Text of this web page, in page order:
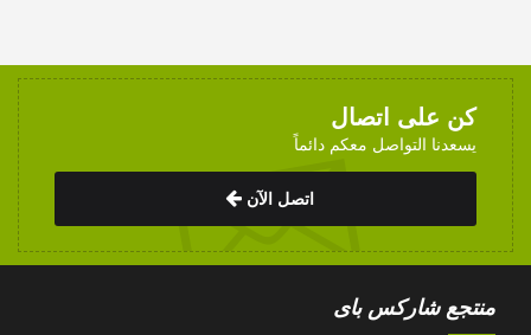
كن على اتصال
يسعدنا التواصل معكم دائماً
اتصل الآن
منتجع شاركس باى